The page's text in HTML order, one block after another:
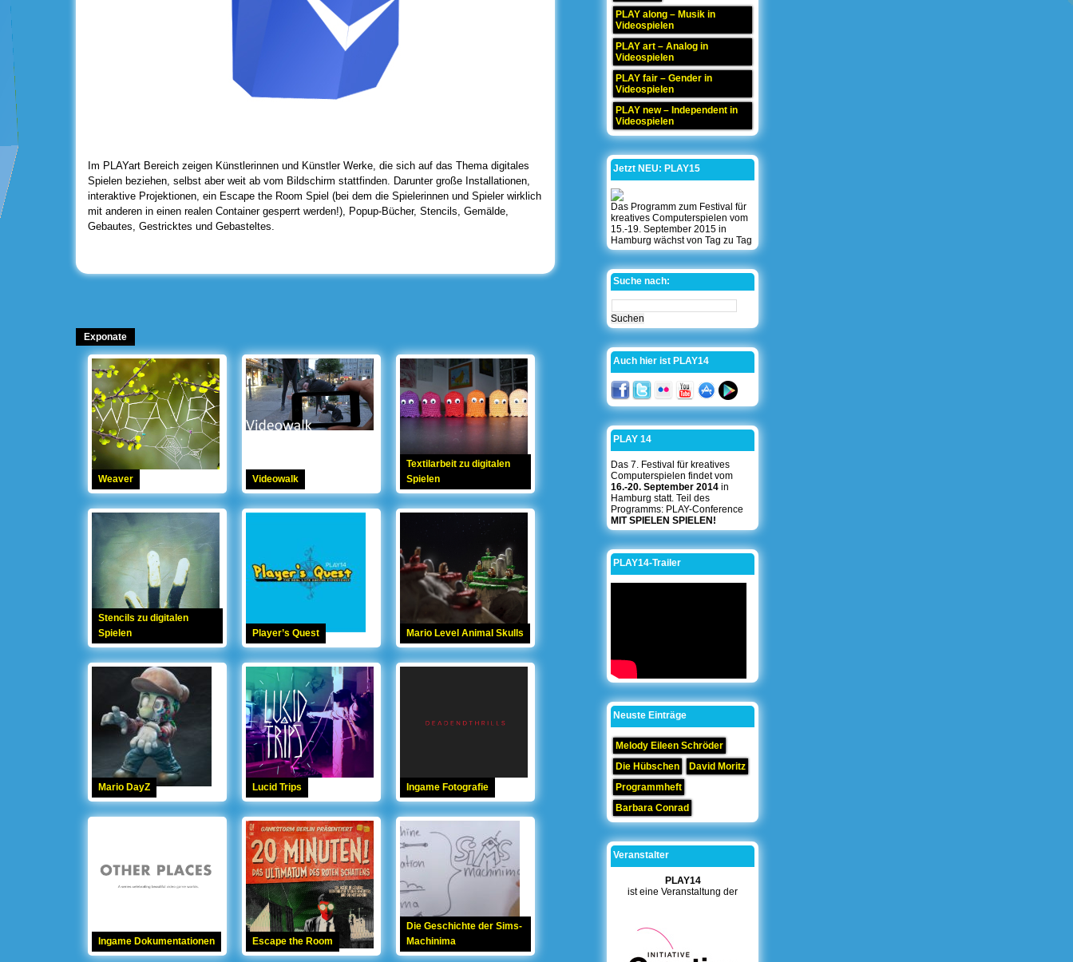
Im PLAYart Bereich zeigen Künstlerinnen und Künstler Werke, die sich auf das Thema digitales
Spielen beziehen, selbst aber weit ab vom Bildschirm stattfinden. Darunter große Installationen,
interaktive Projektionen, ein Escape the Room Spiel (bei dem die Spielerinnen und Spieler wirklich
mit anderen in einen realen Container gesperrt werden!), Popup-Bücher, Stencils, Gemälde,
Gebautes, Gestricktes und Gebasteltes.
Exponate
Weaver Videowalk
Textilarbeit zu digitalen
Spielen
Stencils zu digitalen
Spielen
Player’s Quest Mario Level Animal Skulls
Mario DayZ Lucid Trips Ingame Fotografie
Ingame Dokumentationen Escape the Room
Die Geschichte der Sims-
Machinima
PLAY along – Musik in
Videospielen
PLAY art – Analog in
Videospielen
PLAY fair – Gender in
Videospielen
PLAY new – Independent in
Videospielen
Jetzt NEU: PLAY15
Das Programm zum Festival für
kreatives Computerspielen vom
15.-19. September 2015 in
Hamburg wächst von Tag zu Tag
Suche nach:
Auch hier ist PLAY14
PLAY 14
Das 7. Festival für kreatives
Computerspielen findet vom
16.-20. September 2014 in
Hamburg statt. Teil des
Programms: PLAY-Conference
MIT SPIELEN SPIELEN!
PLAY14-Trailer
Neuste Einträge
Melody Eileen Schröder
Die Hübschen
David Moritz
Programmheft
Barbara Conrad
Veranstalter
PLAY14
ist eine Veranstaltung der